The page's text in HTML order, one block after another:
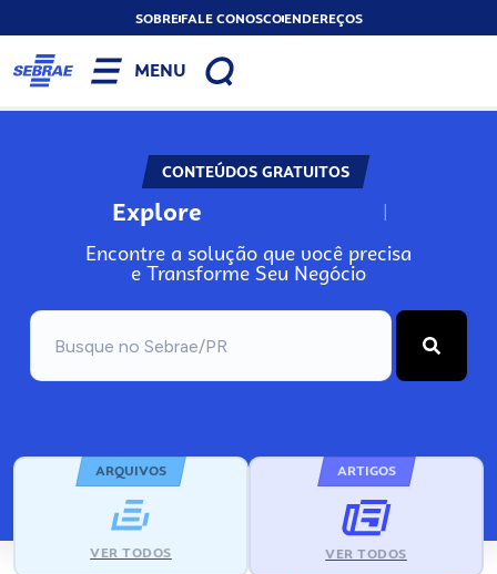
SOBREFALE CONOSCOENDEREÇOS
MENU
CONTEÚDOS GRATUITOS
Explore N
Encontre a solução que você precisa
e Transforme Seu Negócio
ARQUIVOS
VER TODOS
ARTIGOS
VER TODOS